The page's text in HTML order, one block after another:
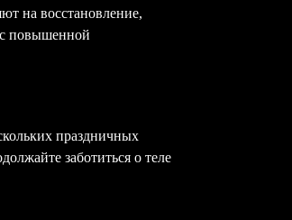
на восстановление,
с повышенной
праздничных
заботиться о теле